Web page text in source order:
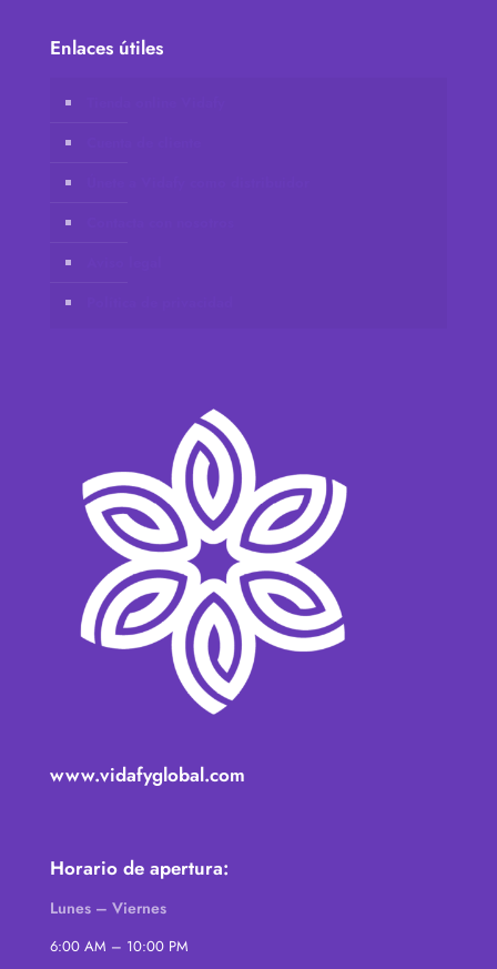
Enlaces útiles
www.vidafyglobal.com
Horario de apertura:
Lunes – Viernes
6:00 AM – 10:00 PM